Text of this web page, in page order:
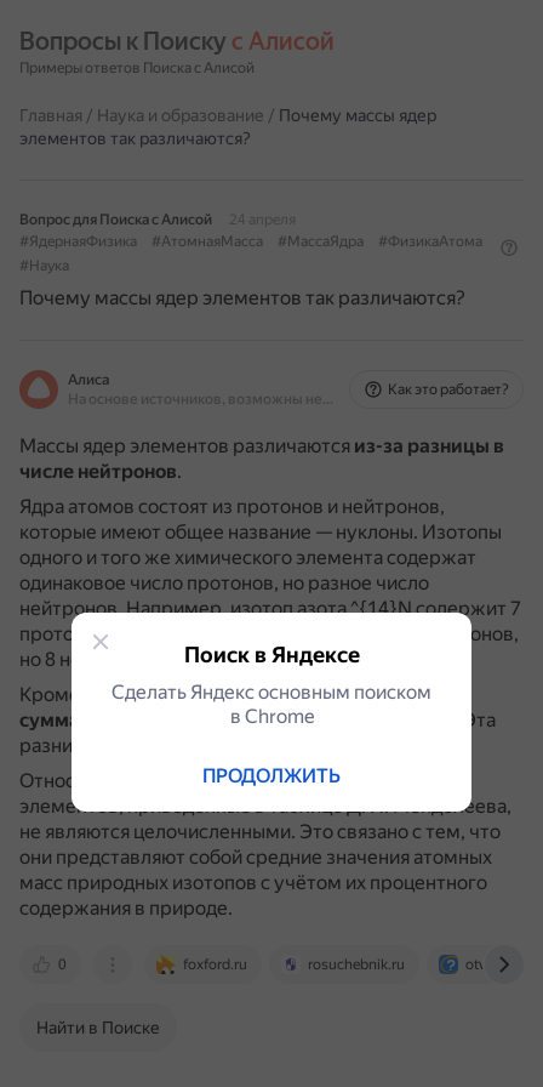
Вопросы к Поиску с Алисой
Примеры ответов Поиска с Алисой
Главная / Наука и образование / Почему массы ядер
элементов так различаются?
Вопрос для Поиска с Алисой
24 апреля
#ЯдернаяФизика
#АтомнаяМасса #МассаЯдра
#ФизикаАтома
#Наука
Почему массы ядер элементов так различаются?
Алиса
На основе источников, возможны неточности
Как это работает?
Массы ядер элементов различаются из-за разницы в
числе нейтронов.
Ядра атомов состоят из протонов и нейтронов,
которые имеют общее название — нуклоны. Изотопы
одного и того же химического элемента содержат
одинаковое число протонов, но разное число
нейтронов.Например, изотоп азота ^{14}N содержит 7
протонов и 7 нейтронов, а изотоп ^{15}N — 7 протонов,
но 8 нейтронов.
Кроме того,масса любого ядра всегда меньше
суммарной массы составляющих его нуклонов
Эта
разница называется дефектом масс.
Относительные атомные массы химических
элементов, приведённые в таблице Д. И. Менделеева,
не являются целочисленными. Это связано с тем, что
они представляют собой средние значения атомных
масс природных изотопов с учётом их процентного
содержания в природе.
0 foxford.ru rosuchebnik.ru
Найти в Поиске
Поиск в Яндексе
Сделать Яндекс основным поиском
в Сhrome
ПРОДОЛЖИТЬ